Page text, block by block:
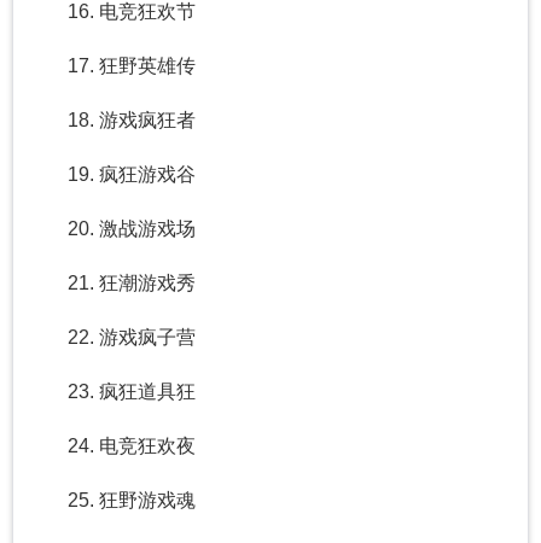
16. 电竞狂欢节
17. 狂野英雄传
18. 游戏疯狂者
19. 疯狂游戏谷
20. 激战游戏场
21. 狂潮游戏秀
22. 游戏疯子营
23. 疯狂道具狂
24. 电竞狂欢夜
25. 狂野游戏魂